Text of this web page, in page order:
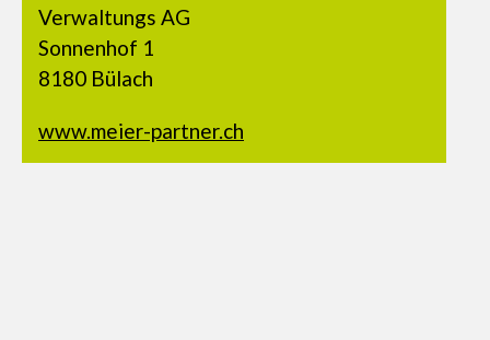
Verwaltungs AG
Sonnenhof 1
8180 Bülach
www.meier-partner.ch